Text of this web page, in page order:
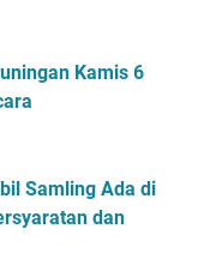
Kamis 6
Samling Ada di
dan